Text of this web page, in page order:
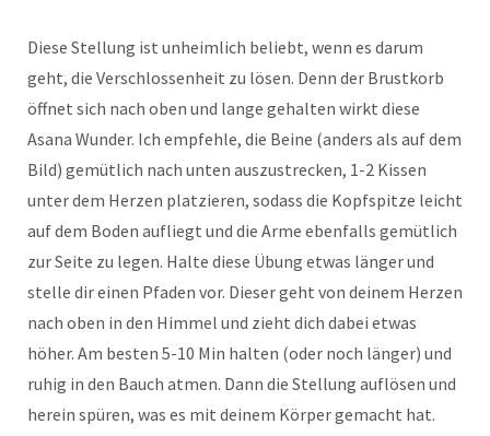
Diese Stellung ist unheimlich beliebt, wenn es darum
geht, die Verschlossenheit zu lösen. Denn der Brustkorb
öffnet sich nach oben und lange gehalten wirkt diese
Asana Wunder. Ich empfehle, die Beine (anders als auf dem
Bild) gemütlich nach unten auszustrecken, 1-2 Kissen
unter dem Herzen platzieren, sodass die Kopfspitze leicht
auf dem Boden aufliegt und die Arme ebenfalls gemütlich
zur Seite zu legen. Halte diese Übung etwas länger und
stelle dir einen Pfaden vor. Dieser geht von deinem Herzen
nach oben in den Himmel und zieht dich dabei etwas
höher. Am besten 5-10 Min halten (oder noch länger) und
ruhig in den Bauch atmen. Dann die Stellung auflösen und
herein spüren, was es mit deinem Körper gemacht hat.